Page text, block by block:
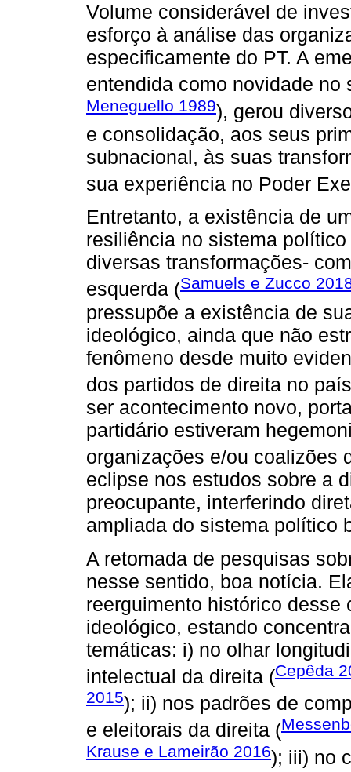
Volume considerável de
esforço à análise das
especificamente do PT. A
entendida como novidade no
Meneguello 1989), gerou
e consolidação, aos seus
subnacional, às suas
sua experiência no Poder
Entretanto, a existência de
resiliência no sistema
diversas transformações-
esquerda (Samuels e Zucco
pressupõe a existência de
ideológico, ainda que não
fenômeno desde muito
dos partidos de direita no
ser acontecimento novo,
partidário estiveram
organizações e/ou coalizões
eclipse nos estudos sobre a
preocupante, interferindo
ampliada do sistema político
A retomada de pesquisas
nesse sentido, boa notícia.
reerguimento histórico
ideológico, estando
temáticas: i) no olhar
intelectual da direita (Cepêda
2015); ii) nos padrões de
e eleitorais da direita (
Krause e Lameirão 2016); iii) no